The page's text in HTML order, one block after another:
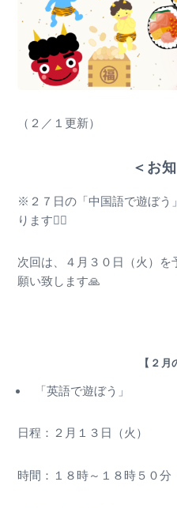
（２／１更新）
＜お
※２７日の「中国語で遊ぼう
ります🙇‍♂️
次回は、４月３０日（火）
願い致します🙏
【２月
「英語で遊ぼう」
日程：２月１３日（火）
時間：１８時～１８時５０分